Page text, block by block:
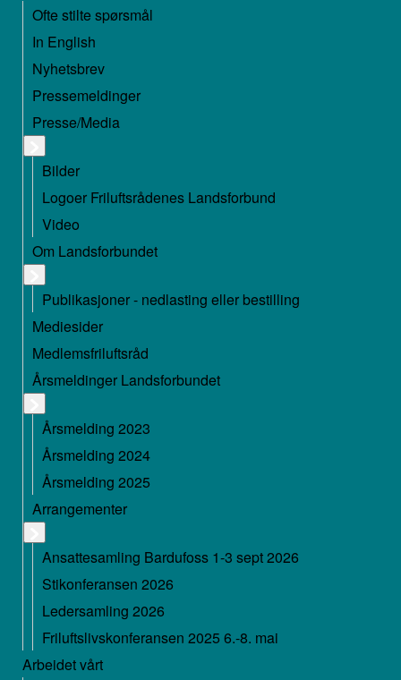
Ofte stilte spørsmål
In English
Nyhetsbrev
Pressemeldinger
Presse/Media
Bilder
Logoer Friluftsrådenes Landsforbund
Video
Om Landsforbundet
Publikasjoner - nedlasting eller bestilling
Mediesider
Medlemsfriluftsråd
Årsmeldinger Landsforbundet
Årsmelding 2023
Årsmelding 2024
Årsmelding 2025
Arrangementer
Ansattesamling Bardufoss 1-3 sept 2026
Stikonferansen 2026
Ledersamling 2026
Friluftslivskonferansen 2025 6.-8. mai
Arbeidet vårt